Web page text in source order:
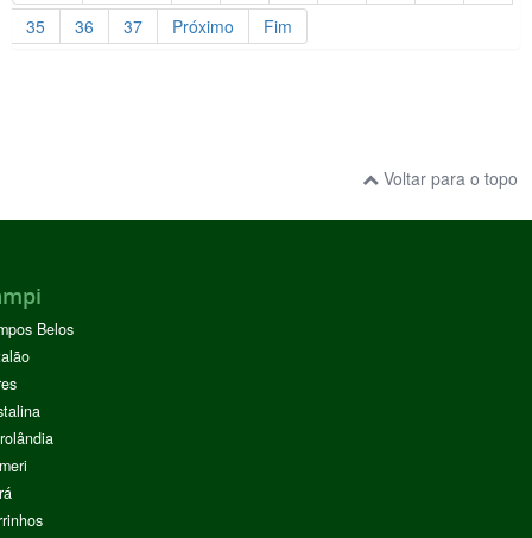
35
36 37 Próximo Fim
Voltar para o topo
Belos